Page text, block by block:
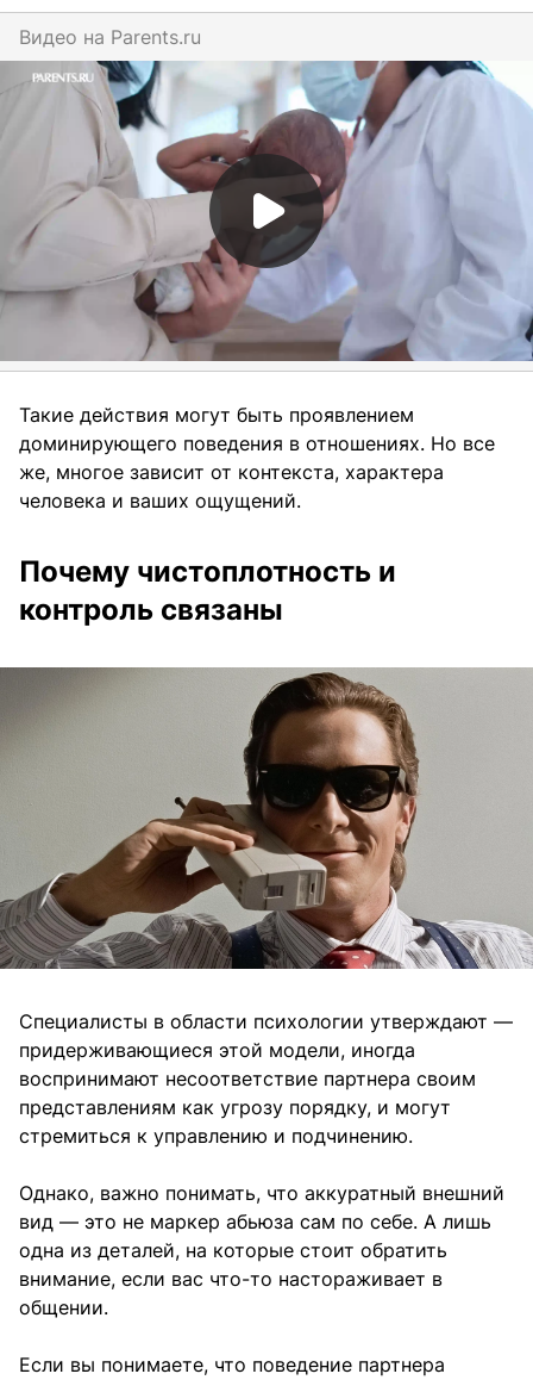
Видео на parents.ru
Такие действия могут быть проявлением
доминирующего поведения в отношениях. Но все
же, многое зависит от контекста, характера
человека и ваших ощущений.
Почему чистоплотность и
контроль связаны
Специалисты в области психологии утверждают —
придерживающиеся этой модели, иногда
воспринимают несоответствие партнера своим
представлениям как угрозу порядку, и могут
стремиться к управлению и подчинению.
Однако, важно понимать, что аккуратный внешний
вид — это не маркер абьюза сам по себе. А лишь
одна из деталей, на которые стоит обратить
внимание, если вас что-то настораживает в
общении.
Если вы понимаете, что поведение партнера